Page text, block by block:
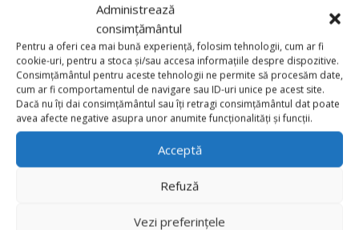
Administrează
consimțământul
Pentru a oferi cea mai bună experiență, folosim tehnologii, cum ar fi
cookie-uri, pentru a stoca și/sau accesa informațiile despre dispozitive.
Consimțământul pentru aceste tehnologii ne permite să procesăm date,
cum ar fi comportamentul de navigare sau ID-uri unice pe acest site.
Dacă nu îți dai consimțământul sau îți retragi consimțământul dat poate
avea afecte negative asupra unor anumite funcționalități și funcții.
Acceptă
Refuză
Vezi preferințele
0
Fii primul care scrii o recenzie pentru „Balon Folie
108cm x 67cm, Fluture Alb”
Adresa ta de email nu va fi publicată. Câmpurile obligatorii
sunt marcate cu*
Evaluarea ta
Value for money